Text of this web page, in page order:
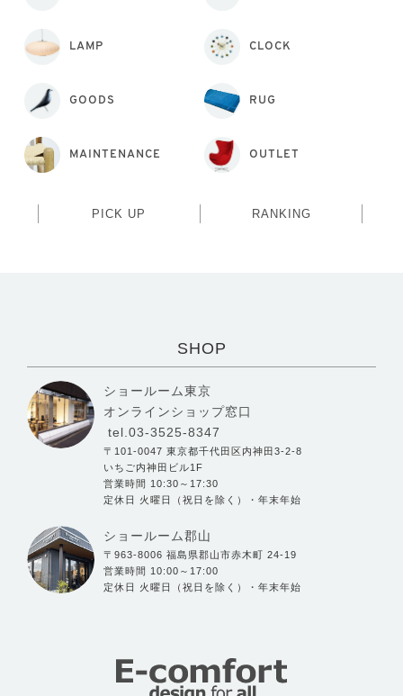
LAMP CLOCK
GOODS RUG
MAINTENANCE OUTLET
PICK UP RANKING
SHOP
ショールーム東京
オンラインショップ窓口
tel.03-3525-8347
〒101-0047 東京都千代田区内神田3-2-8
いちご内神田ビル1F
営業時間 10:30～17:30
定休日 火曜日（祝日を除く）・年末年始
ショールーム郡山
〒963-8006 福島県郡山市赤木町 24-19
営業時間 10:00～17:00
定休日 火曜日（祝日を除く）・年末年始